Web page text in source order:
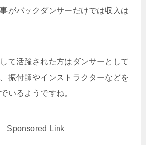
がバックダンサーだけでは収入は
て活躍された方はダンサーとして
振付師やインストラクターなどを
いるようですね。
Sponsored Link